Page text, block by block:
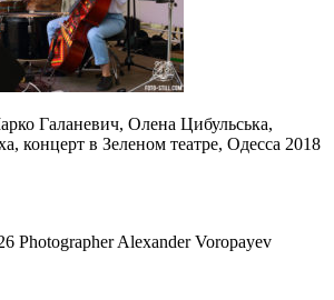
Галаневич, Олена Цибульська,
концерт в Зеленом театре, Одесса 2018
Photographer Alexander Voropayev